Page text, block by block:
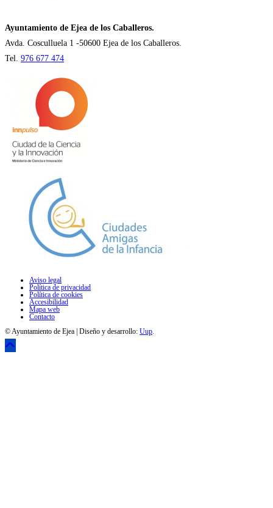
nueva
pestaña
Ayuntamiento de Ejea de los Caballeros.
Avda. Cosculluela 1 -50600 Ejea de los Caballeros.
Tel. 976 677 474
Aviso legal
Política de privacidad
Política de cookies
Accesibilidad
Mapa web
Contacto
© Ayuntamiento de Ejea | Diseño y desarrollo: Uup.